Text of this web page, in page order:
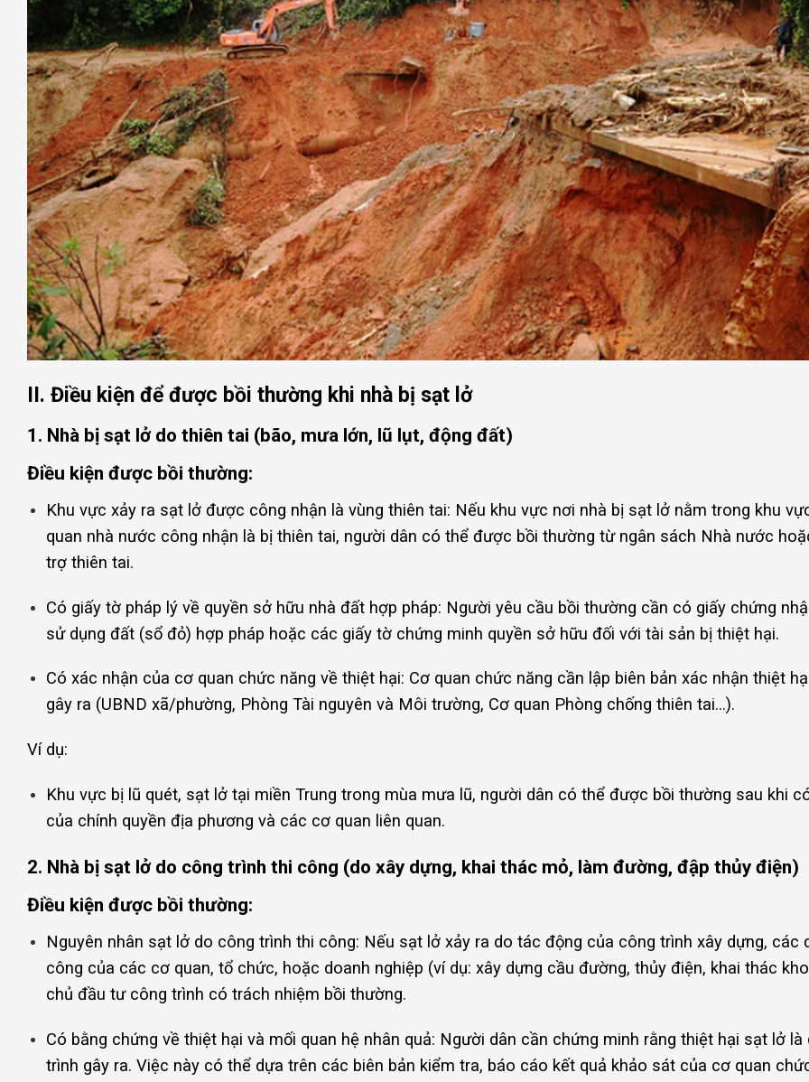
II. Điều kiện để được bồi thường khi nhà bị sạt lở
1. Nhà bị sạt lở do thiên tai (bão, mưa lớn, lũ lụt, động đất)
Điều kiện được bồi thường:
Khu vực xảy ra sạt lở được công nhận là vùng thiên tai: Nếu khu vực nơi nhà bị sạt lở nằm trong khu
quan nhà nước công nhận là bị thiên tai, người dân có thể được bồi thường từ ngân sách Nhà nước
trợ thiên tai.
Có giấy tờ pháp lý về quyền sở hữu nhà đất hợp pháp: Người yêu cầu bồi thường cần có giấy chứng
sử dụng đất (sổ đỏ) hợp pháp hoặc các giấy tờ chứng minh quyền sở hữu đối với tài sản bị thiệt hại.
Có xác nhận của cơ quan chức năng về thiệt hại: Cơ quan chức năng cần lập biên bản xác nhận thiệt
gây ra (UBND xã/phường, Phòng Tài nguyên và Môi trường, Cơ quan Phòng chống thiên tai…).
Ví dụ:
Khu vực bị lũ quét, sạt lở tại miền Trung trong mùa mưa lũ, người dân có thể được bồi thường sau khi
của chính quyền địa phương và các cơ quan liên quan.
2. Nhà bị sạt lở do công trình thi công (do xây dựng, khai thác mỏ, làm đường, đập thủy điện)
Điều kiện được bồi thường:
Nguyên nhân sạt lở do công trình thi công: Nếu sạt lở xảy ra do tác động của công trình xây dựng, các
công của các cơ quan, tổ chức, hoặc doanh nghiệp (ví dụ: xây dựng cầu đường, thủy điện, khai thác
chủ đầu tư công trình có trách nhiệm bồi thường.
Có bằng chứng về thiệt hại và mối quan hệ nhân quả: Người dân cần chứng minh rằng thiệt hại sạt lở là
trình gây ra. Việc này có thể dựa trên các biên bản kiểm tra, báo cáo kết quả khảo sát của cơ quan